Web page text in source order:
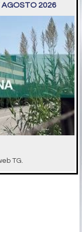
AGOSTO 2026
TG.